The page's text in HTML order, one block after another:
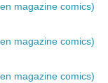
magazine comics)
magazine comics)
magazine comics)